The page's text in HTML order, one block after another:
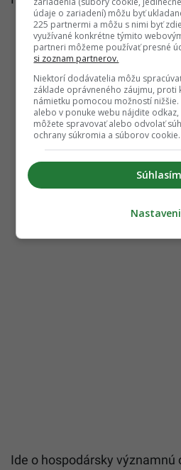
Ide o hospodársky významnú
údaje o zariadení) môžu byť
225 partnermi a môžu s nimi byť
využívané konkrétne týmito
partneri môžeme používať presné
si zoznam partnerov.
Niektorí dodávatelia môžu
základe oprávneného záujmu, proti
námietku pomocou možností
alebo v ponuke webu nájdite
môžete spravovať alebo odvolať
ochrany súkromia a súborov cookie.
Súhlasím